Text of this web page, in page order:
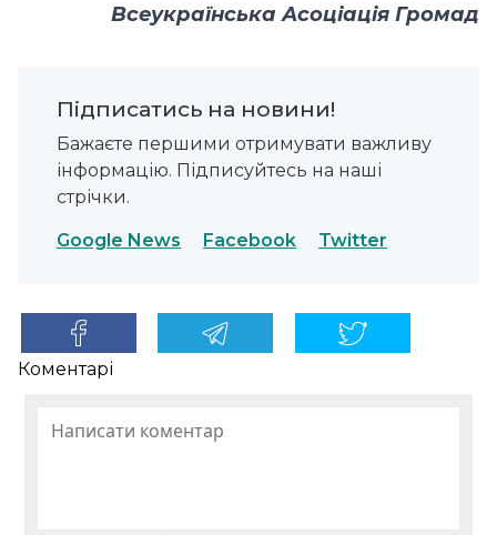
Всеукраїнська Асоціація Громад
Підписатись на новини!
Бажаєте першими отримувати важливу
інформацію. Підписуйтесь на наші
стрічки.
Google News Facebook Twitter
Коментарі